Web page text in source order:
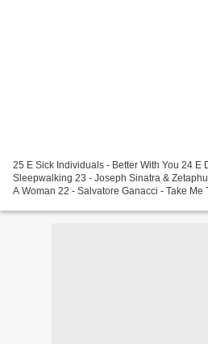
25 E Sick Individuals - Better With You 24 E Dubdogz, Bruno Be, GHOSTT -
Sleepwalking 23 - Joseph Sinatra & Zetaphunk feat. Gloria Gaynor - First Be
A Woman 22 - Salvatore Ganacci - Take Me To America 21 - Robert Falcon -